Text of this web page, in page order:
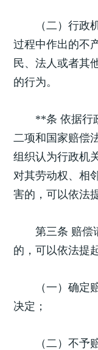
（二）行政机
过程中作出的不
民、法人或者其
的行为。
**条 依据行政
二项和国家赔偿
组织认为行政机
对其劳动权、相
害的，可以依法
第三条 赔偿请
的，可以依法提
（一）确定赔
决定；
（二）不予赔